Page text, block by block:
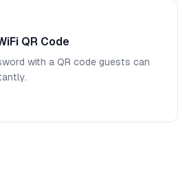
QR Code
with a QR code guests can